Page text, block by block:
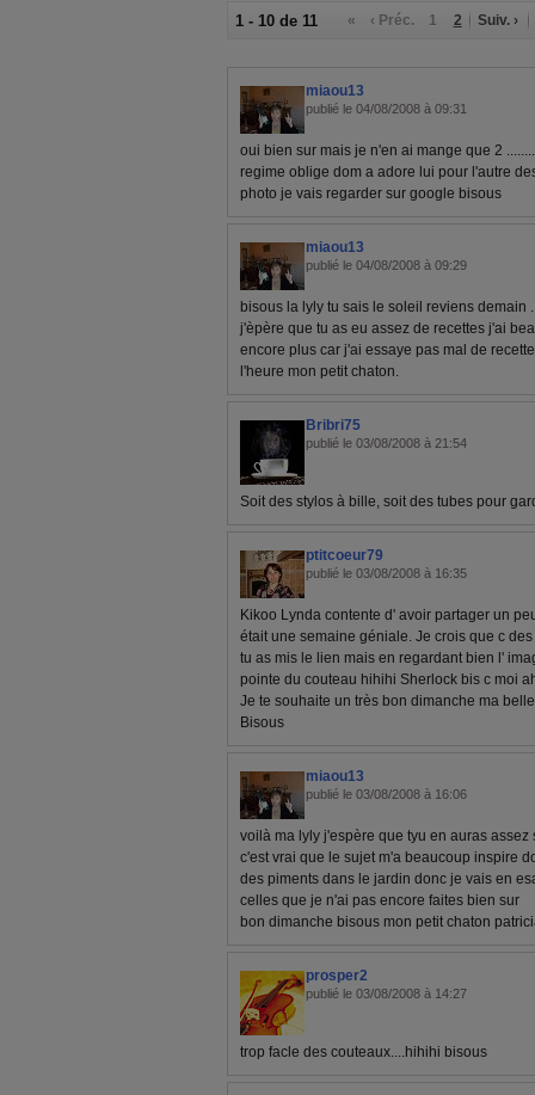
1 - 10 de 11 « ‹ Préc. 1 2 Suiv. ›
miaou13
publié le 04/08/2008 à 09:31
oui bien sur mais je n'en ai mange que 2 ........
regime oblige dom a adore lui pour l'autre
photo je vais regarder sur google bisous
miaou13
publié le 04/08/2008 à 09:29
bisous la lyly tu sais le soleil reviens demain
j'èpère que tu as eu assez de recettes j'ai
encore plus car j'ai essaye pas mal de
l'heure mon petit chaton.
Bribri75
publié le 03/08/2008 à 21:54
Soit des stylos à bille, soit des tubes pour
ptitcoeur79
publié le 03/08/2008 à 16:35
Kikoo Lynda contente d' avoir partager un
était une semaine géniale. Je crois que c
tu as mis le lien mais en regardant bien l'
pointe du couteau hihihi Sherlock bis c moi
Je te souhaite un très bon dimanche ma belle
Bisous
miaou13
publié le 03/08/2008 à 16:06
voilà ma lyly j'espère que tyu en auras
c'est vrai que le sujet m'a beaucoup inspire
des piments dans le jardin donc je vais en
celles que je n'ai pas encore faites bien sur
bon dimanche bisous mon petit chaton
prosper2
publié le 03/08/2008 à 14:27
trop facle des couteaux....hihihi bisous